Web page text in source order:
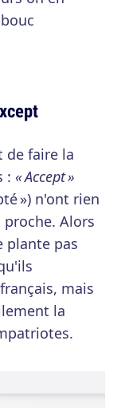
de faire la
: « Accept »
») n'ont rien
Alors
plante pas
mais
la